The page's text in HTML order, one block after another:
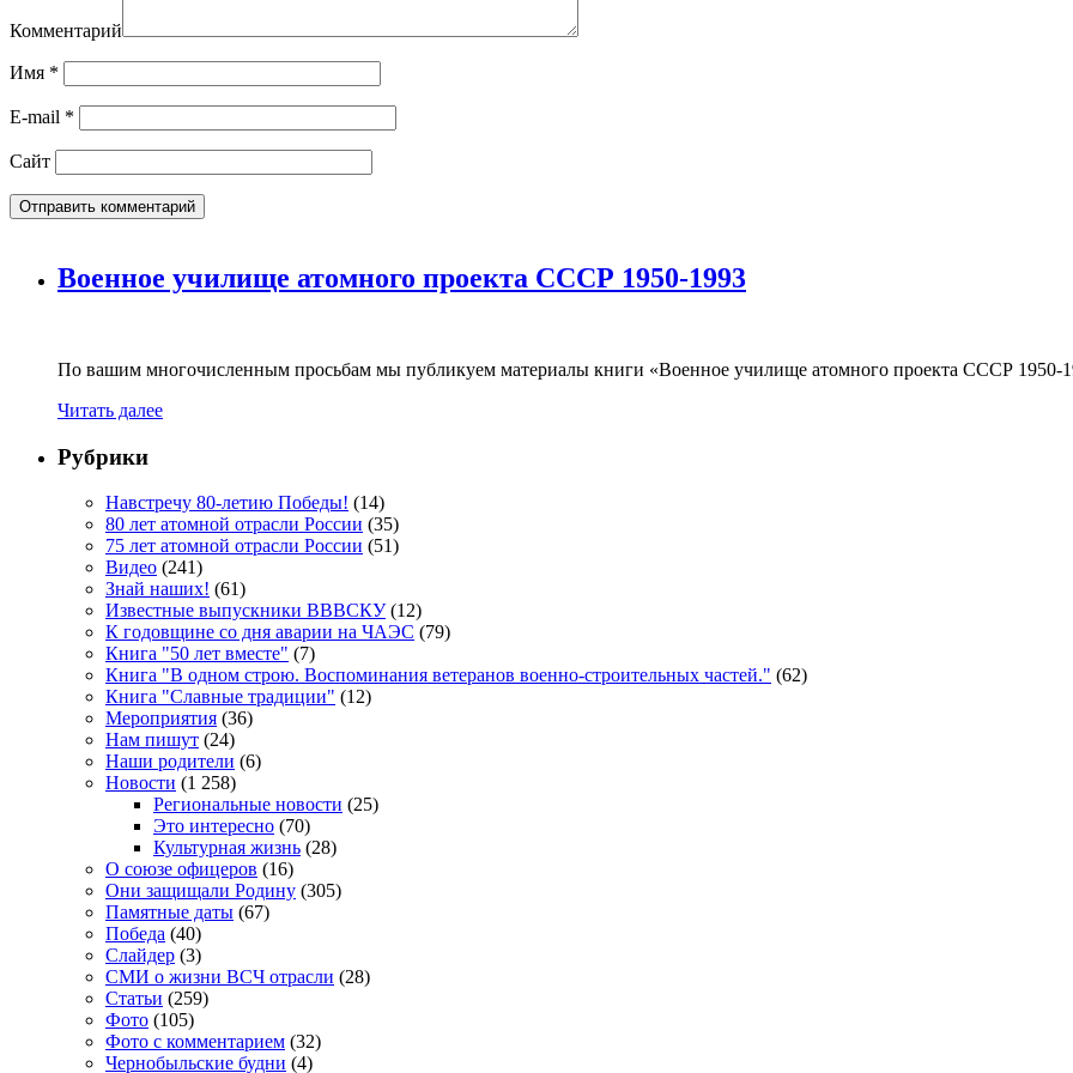
Комментарий
Имя *
E-mail *
Сайт
Военное училище атомного проекта СССР 1950-1993
По вашим многочисленным просьбам мы публикуем материалы книги «Военное училище атомного проекта СССР 1950-
Читать далее
Рубрики
Навстречу 80-летию Победы! (14)
80 лет атомной отрасли России (35)
75 лет атомной отрасли России (51)
Видео (241)
Знай наших! (61)
Известные выпускники ВВВСКУ(12)
К годовщине со дня аварии на ЧАЭС (79)
Книга "50 лет вместе" (7)
Книга "В одном строю. Воспоминания ветеранов военно-строительных частей." (62)
Книга "Славные традиции" (12)
Мероприятия (36)
Нам пишут (24)
Наши родители (6)
Новости (1 258)
Региональные новости (25)
Это интересно (70)
Культурная жизнь (28)
О союзе офицеров (16)
Они защищали Родину (305)
Памятные даты (67)
Победа (40)
Слайдер (3)
СМИ о жизни ВСЧ отрасли (28)
Статьи (259)
Фото (105)
Фото с комментарием (32)
Чернобыльские будни (4)